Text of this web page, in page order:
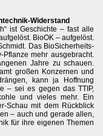
Widerstand
ist Geschichte – fast alle
BioOK – aufgelöst.
Das BioSicherheits-
mehr ausgebracht.
Jahre zu schauen.
großen Konzernen und
kann ja Hoffnung
– sei es gegen das TTIP,
und vieles mehr. Ein
Schau mit dem Rückblick
– auch und gerade allen,
für ihre eigenen Themen